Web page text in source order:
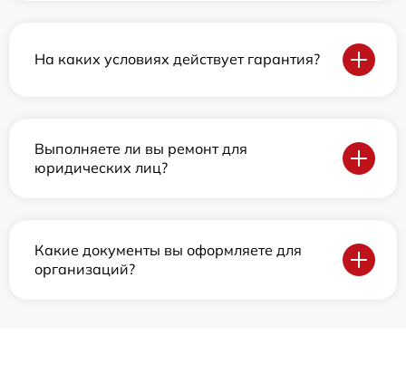
На каких условиях действует гарантия?
Выполняете ли вы ремонт для
юридических лиц?
Какие документы вы оформляете для
организаций?